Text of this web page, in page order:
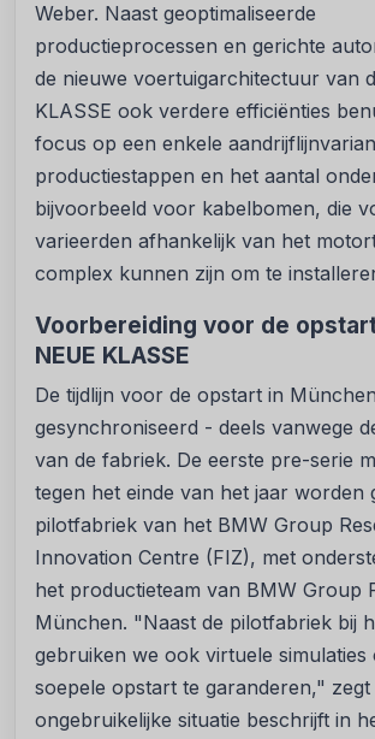
Weber. Naast geoptimaliseerde
productieprocessen en gerichte
de nieuwe voertuigarchitectuur van
KLASSE ook verdere efficiënties
focus op een enkele
productiestappen en het aantal
bijvoorbeeld voor kabelbomen, die
varieerden afhankelijk van het
complex kunnen zijn om te
Voorbereiding voor de
NEUE KLASSE
De tijdlijn voor de opstart in
gesynchroniseerd - deels vanwege
van de fabriek. De eerste pre-serie
tegen het einde van het jaar worden
pilotfabriek van het BMW Group
Innovation Centre (FIZ), met
het productieteam van BMW Group
München. "Naast de pilotfabriek bij
gebruiken we ook virtuele simulaties
soepele opstart te garanderen," zegt
ongebruikelijke situatie beschrijft in